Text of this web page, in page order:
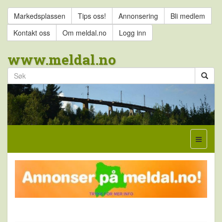
Markedsplassen Tips oss! Annonsering
Bli medlem
Kontakt oss
Om meldal.no Logg inn
www.meldal.no